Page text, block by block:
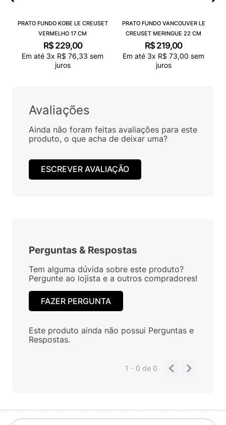
PRATO FUNDO KOBE LE CREUSET
VERMELHO 17 CM
R$ 229,00
Em até 3x R$ 76,33 sem
juros
PRATO FUNDO VANCOUVER LE
CREUSET MERINGUE 22 CM
R$ 219,00
Em até 3x R$ 73,00 sem
juros
Avaliações
Ainda não foram feitas avaliações para este
produto, o que acha de deixar uma?
ESCREVER AVALIAÇÃO
Perguntas & Respostas
Tem alguma dúvida sobre este produto?
Pergunte ao lojista e a outros compradores!
FAZER PERGUNTA
Este produto ainda não possui Perguntas e
Respostas.
1 - 0de 0